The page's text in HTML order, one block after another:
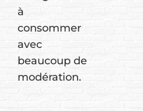
à
consommer
avec
beaucoup de
modération.